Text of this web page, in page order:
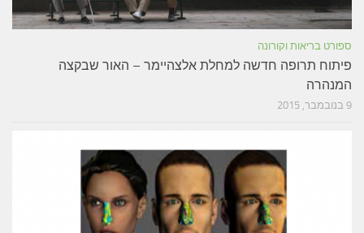
ספורט בריאות וקורונה
פיתוח תרופה חדשה למחלת אלצהיימר – האור שבקצה
המנהרה
9 בנובמבר, 2015